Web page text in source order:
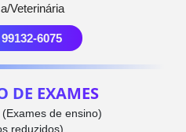
Veterinária
6075
DE EXAMES
(Exames de ensino)
reduzidos)